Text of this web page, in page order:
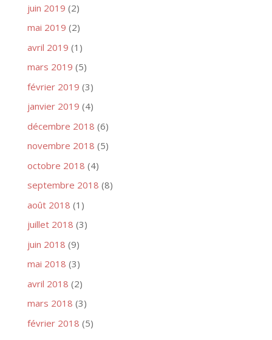
juin 2019 (2)
mai 2019 (2)
avril 2019 (1)
mars 2019 (5)
février 2019 (3)
janvier 2019 (4)
décembre 2018 (6)
novembre 2018 (5)
octobre 2018 (4)
septembre 2018 (8)
août 2018 (1)
juillet 2018 (3)
juin 2018 (9)
mai 2018 (3)
avril 2018 (2)
mars 2018 (3)
février 2018 (5)